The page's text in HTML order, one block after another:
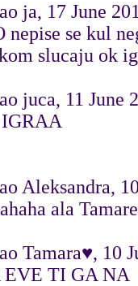
ja, 17 June
nepise se kul
slucaju ok
juca, 11 June
Aleksandra,
ala
Tamara♥, 10
TI GA NA